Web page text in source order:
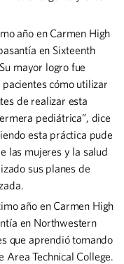
año en Carmen High
en Sixteenth
mayor logro fue
cómo utilizar
de realizar esta
pediátrica”, dice
esta práctica pude
las mujeres y la salud
sus planes de
año en Carmen High
en Northwestern
que aprendió tomando
Technical College.